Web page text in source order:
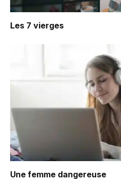
Les 7 vierges
Une femme dangereuse